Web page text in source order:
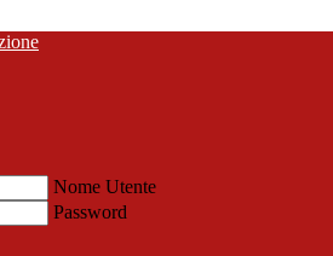
Nome Utente
Password